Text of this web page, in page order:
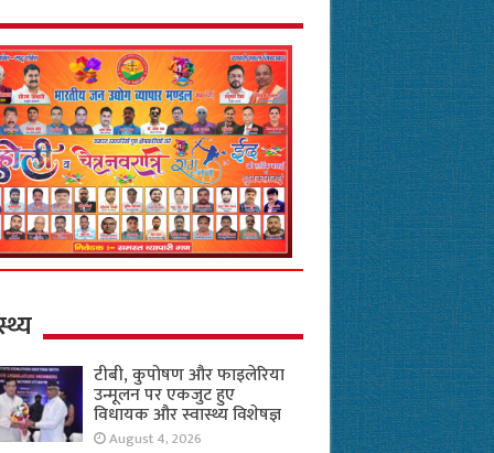
टीबी, कुपोषण और फाइलेरिया
उन्मूलन पर एकजुट हुए
विधायक और स्वास्थ्य विशेषज्ञ
August 4, 2026